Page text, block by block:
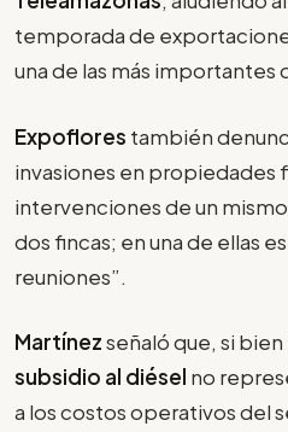
temporada de
una de las más importantes
Expoflores también
invasiones en propiedades
intervenciones de un
dos fincas; en una de ellas
reuniones”.
Martínezseñaló que, si bien
subsidio al diésel no
a los costos operativos del